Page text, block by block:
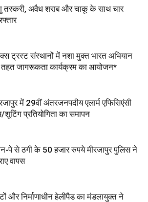
तस्करी, अवैध शराब और चाकू के साथ चार
ट्रस्ट संस्थानों में नशा मुक्त भारत अभियान
जागरूकता कार्यक्रम का आयोजन*
में 29वीं अंतरजनपदीय एलार्म एफिसिएंसी
शूटिंग प्रतियोगिता का समापन
पे से ठगी के 50 हजार रुपये मीरजापुर पुलिस ने
वापस
और निर्माणाधीन हेलीपैड का मंडलायुक्त ने